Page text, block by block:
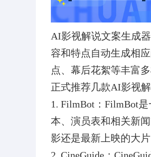
AI影视解说文案生成
容和特点自动生成相
点、幕后花絮等丰富
正式推荐几款AI影视
1. FilmBot：FilmBot
本、演员表和相关新
影还是最新上映的大